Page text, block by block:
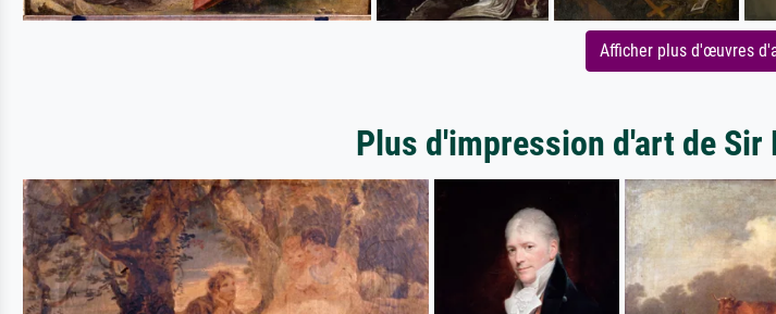
Afficher plus d'œuvres
Plus d'impression d'art de